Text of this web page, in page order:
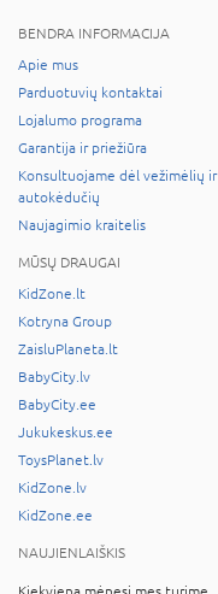
BENDRA INFORMACIJA
Apie mus
Parduotuvių kontaktai
Lojalumo programa
Garantija ir priežiūra
Konsultuojame dėl vežimėlių ir
autokėdučių
Naujagimio kraitelis
MŪSŲ DRAUGAI
KidZone.lt
Kotryna Group
ZaisluPlaneta.lt
BabyCity.lv
BabyCity.ee
Jukukeskus.ee
ToysPlanet.lv
KidZone.lv
KidZone.ee
NAUJIENLAIŠKIS